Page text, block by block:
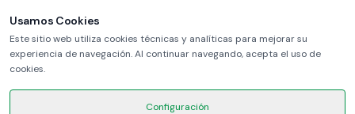
Usamos Cookies
Este sitio web utiliza cookies técnicas y analíticas para mejorar su
experiencia de navegación. Al continuar navegando, acepta el uso de
cookies.
Configuración